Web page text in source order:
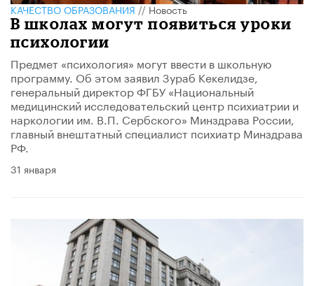
КАЧЕСТВО ОБРАЗОВАНИЯ//Новость
В школах могут появиться уроки
психологии
Предмет «психология» могут ввести в школьную
программу. Об этом заявил Зураб Кекелидзе,
генеральный директор ФГБУ «Национальный
медицинский исследовательский центр психиатрии и
наркологии им. В.П. Сербского» Минздрава России,
главный внештатный специалист психиатр Минздрава
РФ.
31 января